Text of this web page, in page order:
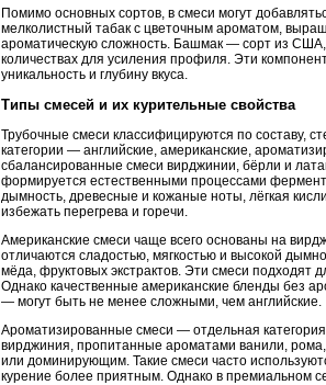
Помимо основных сортов, в смеси могут
мелколистный табак с цветочным ароматом,
ароматическую сложность. Башмак — сорт из
количествах для усиления профиля. Эти
уникальность и глубину вкуса.
Типы смесей и их курительные свойства
Трубочные смеси классифицируются по составу,
категории — английские, американские,
сбалансированные смеси вирджинии, бёрли и
формируется естественными процессами
дымность, древесные и кожаные ноты, лёгкая
избежать перегрева и горечи.
Американские смеси чаще всего основаны на
отличаются сладостью, мягкостью и высокой
мёда, фруктовых экстрактов. Эти смеси подходят
Однако качественные американские бленды без
— могут быть не менее сложными, чем английские.
Ароматизированные смеси — отдельная
вирджиния, пропитанные ароматами ванили,
или доминирующим. Такие смеси часто
курение более приятным. Однако в премиальном